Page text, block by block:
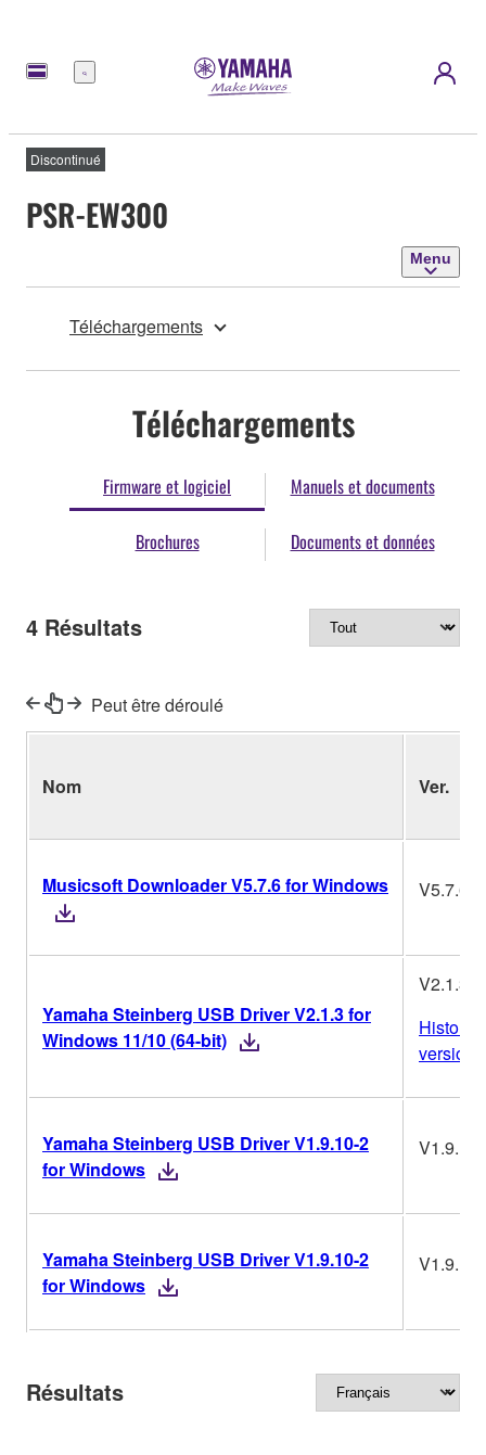
Menu
Discontinué
PSR-EW300
Menu
Téléchargements
Téléchargements
Firmware et logiciel Manuels et documents
Brochures Documents et données
4 Résultats
Peut être déroulé
Nom Ver.
Musicsoft Downloader V5.7.6 for Windows V5.7.6
Yamaha Steinberg USB Driver V2.1.3 for
Windows 11/10 (64-bit)
V2.1.3
version
Yamaha Steinberg USB Driver V1.9.10-2
for Windows
Yamaha Steinberg USB Driver V1.9.10-2
for Windows
Résultats